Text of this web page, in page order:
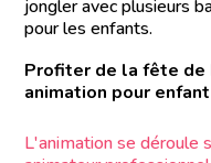
jongler avec plusieurs
pour les enfants.
Profiter de la fête de
animation pour
L'animation se déroule